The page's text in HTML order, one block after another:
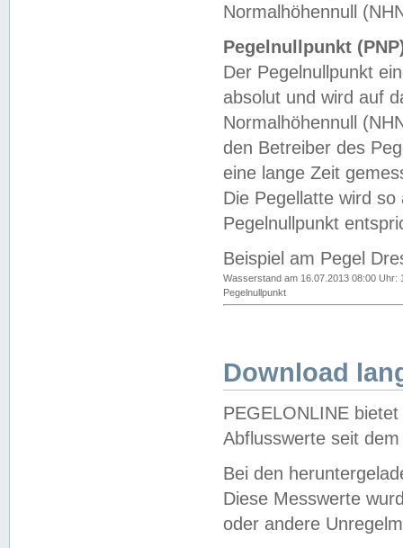
Normalhöhennull
Pegelnullpunkt
Der Pegelnullpunkt
absolut und wird auf
Normalhöhennull
den Betreiber des
eine lange Zeit
Die Pegellatte wird
Pegelnullpunkt
Beispiel am Pegel
Wasserstand am 16.07.2013 08:00 Uhr:
Pegelnullpunkt
Download
PEGELONLINE
Abflusswerte seit
Bei den
Diese Messwerte
oder andere